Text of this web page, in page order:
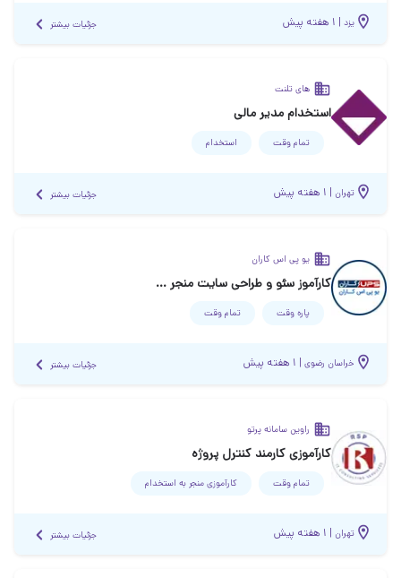
یزد | ۱ هفته پیش جزئیات بیشتر
های تلنت
استخدام مدیر مالی
تمام وقت استخدام
تهران | ۱ هفته پیش جزئیات بیشتر
یو پی اس کاران
کارآموز سئو و طراحی سایت منجر به استخدام
پاره وقت تمام وقت
خراسان رضوی | ۱ هفته پیش جزئیات بیشتر
راوین سامانه پرتو
کارآموزی کارمند کنترل پروژه
تمام وقت کارآموزی منجر ‌به استخدام
تهران | ۱ هفته پیش جزئیات بیشتر